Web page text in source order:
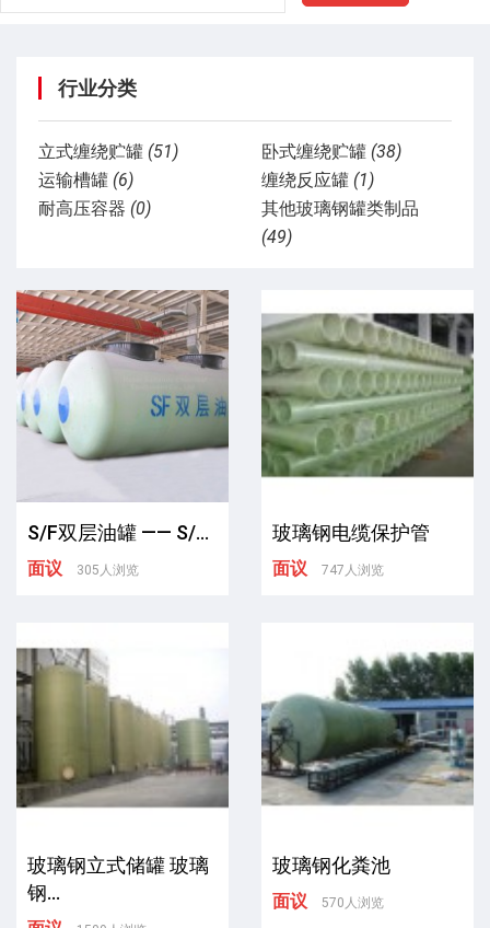
行业分类
立式缠绕贮罐 (51) 卧式缠绕贮罐 (38)
运输槽罐 (6) 缠绕反应罐 (1)
耐高压容器 (0)
其他玻璃钢罐类制品
(49)
S/F双层油罐 —— S/...
面议 305人浏览
玻璃钢电缆保护管
面议 747人浏览
玻璃钢立式储罐 玻璃
钢...
玻璃钢化粪池
面议 570人浏览